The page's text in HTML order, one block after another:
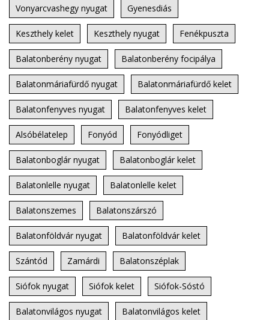
Vonyarcvashegy nyugat Gyenesdiás
Keszthely kelet Keszthely nyugat Fenékpuszta
Balatonberény nyugat Balatonberény focipálya
Balatonmáriafürdő nyugat Balatonmáriafürdő kelet
Balatonfenyves nyugat Balatonfenyves kelet
Alsóbélatelep Fonyód Fonyódliget
Balatonboglár nyugat Balatonboglár kelet
Balatonlelle nyugat Balatonlelle kelet
Balatonszemes Balatonszárszó
Balatonföldvár nyugat Balatonföldvár kelet
Szántód Zamárdi Balatonszéplak
Siófok nyugat Siófok kelet Siófok-Sóstó
Balatonvilágos nyugat Balatonvilágos kelet